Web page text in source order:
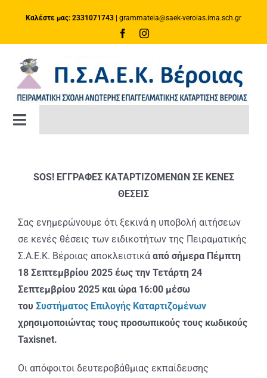
Καλέστε μας: 2331071743 grammateia@saek-veroias.ima.sch.gr
Toggle
Πλατφόρμα e-Class
ΑΝΑΚΟΙΝΩΣΕΙΣ
ΠΡΑΚΤΙΚΗ ΑΣΚΗΣΗ
SOS! ΕΓΓΡΑΦΕΣ ΚΑΤΑΡΤΙΖΟΜΕΝΩΝ ΣΕ ΚΕΝΕΣ
ΘΕΣΕΙΣ
Σας ενημερώνουμε ότι ξεκινά η υποβολή αιτήσεων
σε κενές θέσεις των ειδικοτήτων της Πειραματικής
Σ.Α.Ε.Κ. Βέροιας αποκλειστικά από σήμερα Πέμπτη
18 Σεπτεμβρίου 2025 έως την Τετάρτη 24
Σεπτεμβρίου 2025 και ώρα 16:00 μέσω
του Συστήματος Επιλογής Καταρτιζομένων
χρησιμοποιώντας τους προσωπικούς τους κωδικούς
Taxisnet.
Οι απόφοιτοι δευτεροβάθμιας εκπαίδευσης